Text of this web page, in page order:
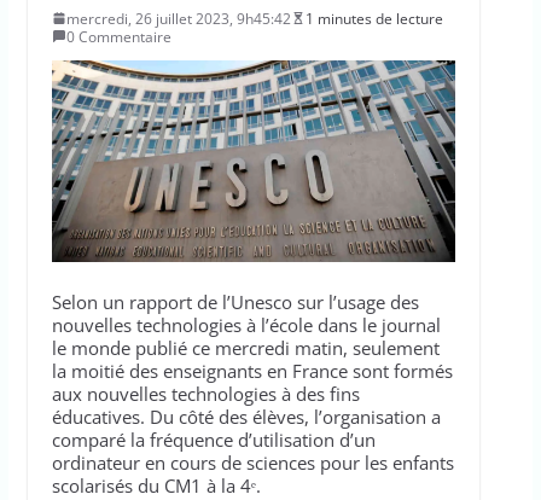
mercredi, 26 juillet 2023, 9h45:42
1 minutes de lecture
0 Commentaire
Selon un rapport de l’Unesco sur l’usage des
nouvelles technologies à l’école dans le journal
le monde publié ce mercredi matin, seulement
la moitié des enseignants en France sont formés
aux nouvelles technologies à des fins
éducatives. Du côté des élèves, l’organisation a
comparé la fréquence d’utilisation d’un
ordinateur en cours de sciences pour les enfants
scolarisés du CM1 à la 4ᵉ.